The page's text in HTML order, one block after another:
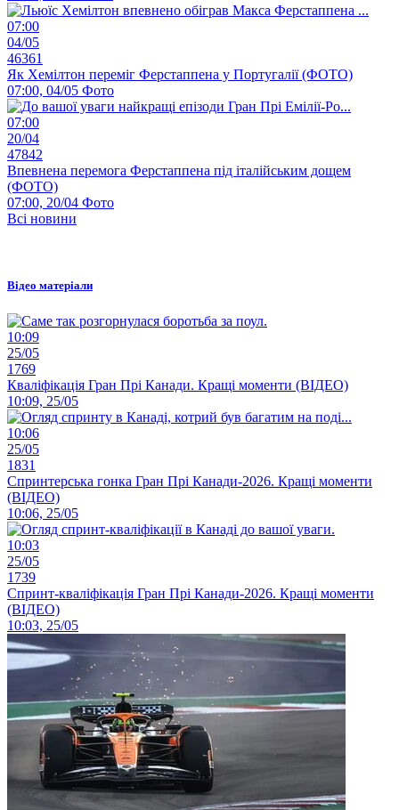
07:00
04/05
46361
Як Хемілтон переміг Ферстаппена у Португалії (ФОТО)
07:00, 04/05 Фото
07:00
20/04
47842
Впевнена перемога Ферстаппена під італійським дощем
(ФОТО)
07:00, 20/04 Фото
Всі новини
Відео матеріали
10:09
25/05
1769
Кваліфікація Гран Прі Канади. Кращі моменти (ВІДЕО)
10:09, 25/05
10:06
25/05
1831
Спринтерська гонка Гран Прі Канади-2026. Кращі моменти
(ВІДЕО)
10:06, 25/05
10:03
25/05
1739
Спринт-кваліфікація Гран Прі Канади-2026. Кращі моменти
(ВІДЕО)
10:03, 25/05